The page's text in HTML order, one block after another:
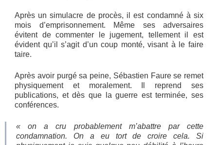
Après un simulacre de procès, il est condamné à six
mois d’emprisonnement. Même ses adversaires
évitent de commenter le jugement, tellement il est
évident qu’il s’agit d’un coup monté, visant à le faire
taire.
Après avoir purgé sa peine, Sébastien Faure se remet
physiquement et moralement. Il reprend ses
publications, et dès que la guerre est terminée, ses
conférences.
« on a cru probablement m’abattre par cette
condamnation. On a eu tort de croire cela. Si